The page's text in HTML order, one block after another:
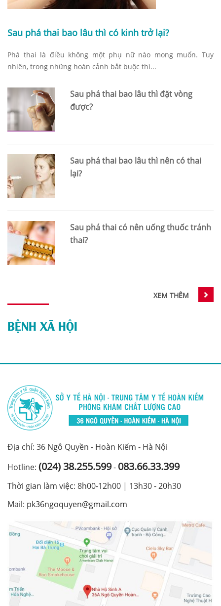
Sau phá thai bao lâu thì có kinh trở lại?
Phá thai là điều không một phụ nữ nào mong muốn. Tuy
nhiên, trong những hoàn cảnh bắt buộc thì...
Sau phá thai bao lâu thì đặt vòng
được?
Sau phá thai bao lâu thì nên có thai
lại?
Sau phá thai có nên uống thuốc tránh
thai?
XEM THÊM
BỆNH XÃ HỘI
Địa chỉ: 36 Ngô Quyền - Hoàn Kiếm - Hà Nội
Hotline: (024) 38.255.599- 083.66.33.399
Thời gian làm việc: 8h00-12h00 | 13h30 - 20h30
Mail: pk36ngoquyen@gmail.com